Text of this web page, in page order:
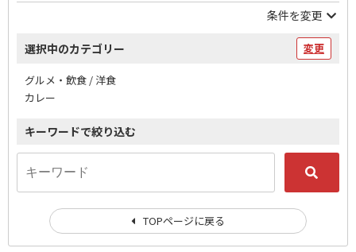
条件を変更
選択中のカテゴリー 変更
グルメ・飲食 / 洋食
カレー
キーワードで絞り込む
TOPページに戻る